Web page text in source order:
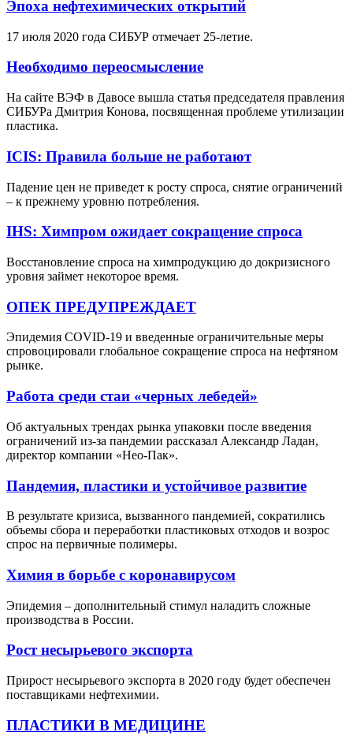
Эпоха нефтехимических открытий
17 июля 2020 года СИБУР отмечает 25-летие.
Необходимо переосмысление
На сайте ВЭФ в Давосе вышла статья председателя правления
СИБУРа Дмитрия Конова, посвященная проблеме утилизации
пластика.
ICIS: Правила больше не работают
Падение цен не приведет к росту спроса, снятие ограничений
– к прежнему уровню потребления.
IHS: Химпром ожидает сокращение спроса
Восстановление спроса на химпродукцию до докризисного
уровня займет некоторое время.
ОПЕК ПРЕДУПРЕЖДАЕТ
Эпидемия COVID-19 и введенные ограничительные меры
спровоцировали глобальное сокращение спроса на нефтяном
рынке.
Работа среди стаи «черных лебедей»
Об актуальных трендах рынка упаковки после введения
ограничений из-за пандемии рассказал Александр Ладан,
директор компании «Нео-Пак».
Пандемия, пластики и устойчивое развитие
В результате кризиса, вызванного пандемией, сократились
объемы сбора и переработки пластиковых отходов и возрос
спрос на первичные полимеры.
Химия в борьбе с коронавирусом
Эпидемия – дополнительный стимул наладить сложные
производства в России.
Рост несырьевого экспорта
Прирост несырьевого экспорта в 2020 году будет обеспечен
поставщиками нефтехимии.
ПЛАСТИКИ В МЕДИЦИНЕ